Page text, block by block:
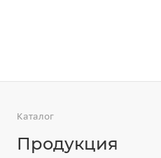
Каталог
Продукция